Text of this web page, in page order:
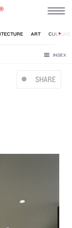
SHARE